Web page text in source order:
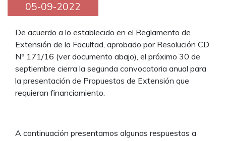
05-09-2022
De acuerdo a lo establecido en el Reglamento de
Extensión de la Facultad, aprobado por Resolución CD
Nº 171/16 (ver documento abajo), el próximo 30 de
septiembre cierra la segunda convocatoria anual para
la presentación de Propuestas de Extensión que
requieran financiamiento.
A continuación presentamos algunas respuestas a